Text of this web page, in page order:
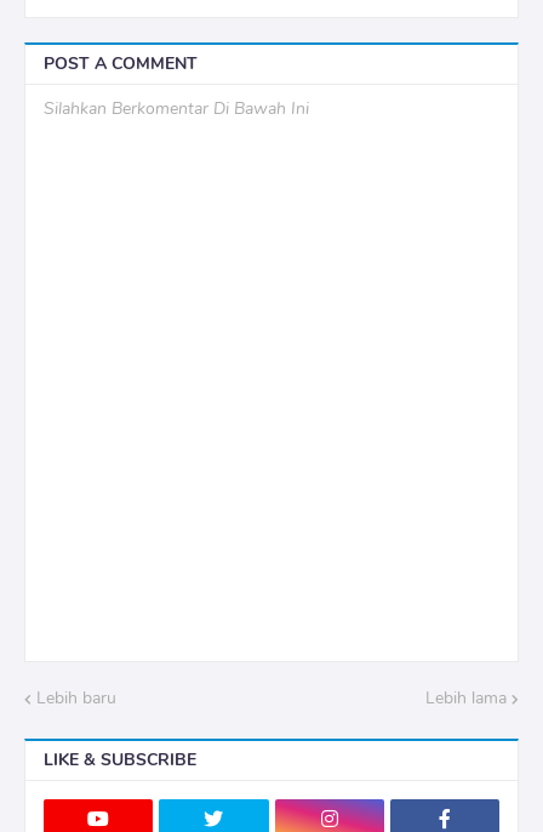
POST A COMMENT
Silahkan Berkomentar Di Bawah Ini
Lebih baru Lebih lama
LIKE & SUBSCRIBE